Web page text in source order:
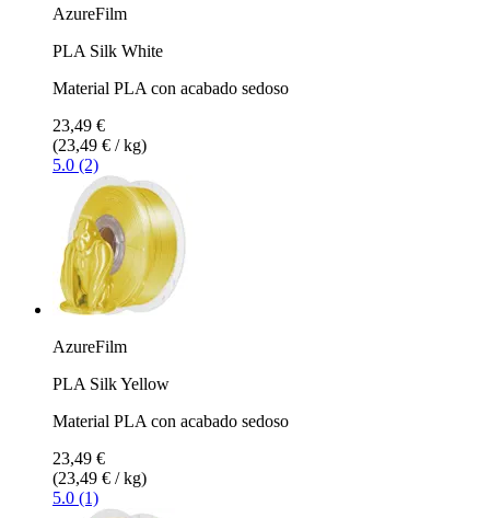
AzureFilm
PLA Silk White
Material PLA con acabado sedoso
23,49 €
(23,49 € / kg)
5.0 (2)
AzureFilm
PLA Silk Yellow
Material PLA con acabado sedoso
23,49 €
(23,49 € / kg)
5.0 (1)